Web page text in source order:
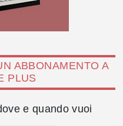
ABBONAMENTO A
PLUS
e quando vuoi